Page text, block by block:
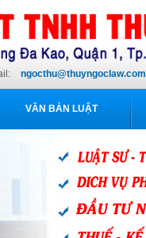
ngocthu@thuyngoclaw.com
VĂN BẢN LUẬT